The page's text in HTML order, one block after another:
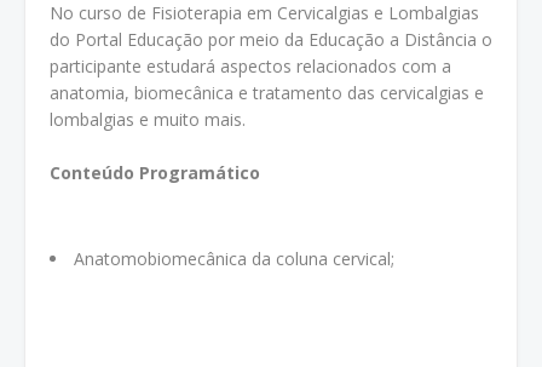
No curso de Fisioterapia em Cervicalgias e Lombalgias
do Portal Educação por meio da Educação a Distância o
participante estudará aspectos relacionados com a
anatomia, biomecânica e tratamento das cervicalgias e
lombalgias e muito mais.
Conteúdo Programático
Anatomobiomecânica da coluna cervical;